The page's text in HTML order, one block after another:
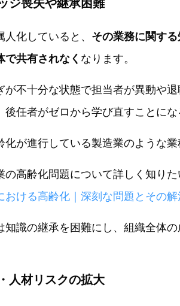
人化していると、 その業務に関す
で共有されなく なります。
が不十分な状態で担当者が異動や
後任者がゼロから学び直すことにな
化が進行している製造業のような業
高齢化問題について詳しく知りた
おける高齢化｜深刻な問題とその
知識の継承を困難にし、組織全体
人材リスクの拡大